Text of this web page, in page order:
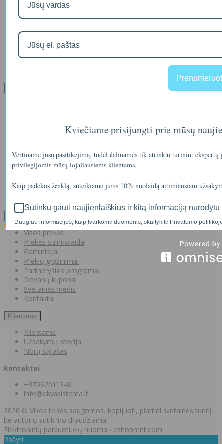
SOM GUARD
Apsipirkimo sąlygos ir taisyklės
NEMOKAMI VANDENS TYRIMAI
Privatumo politika
Atsiskaitymas IŠSIMOKĖTINAI
Facebook konkursų sąlygos
Visos prekės
Prekės su nuolaida
Gamintojai
Prekių grąžinimai
Partnerystės programa
Dovanų kuponai
Svetainės medis
Kontaktai
Klientams
Klientams
Užsakymų istorija
Norų sąrašas
Kontaktai
+37062011348
info@akvasistema.lt
2026 © Visos teisės saugomos. Kopijuoti, platinti svetainės turinį
be autorių sutikimo draudžiama.
Elektroninių parduotuvių nuoma - eshoprent.com
Rašyti
Kviečiame prisijungti prie mūsų
Vertiname jūsų pasitikėjimą, todėl dalinamės tik atrinktu turiniu:
privilegijomis mūsų lojaliausiems klientams.
Kaip padėkos ženklą, suteikiame jums 10% nuolaidą artimiausiam
Sutinku gauti naujienlaiškius ir kitą informaciją
Daugiau informacijos, kaip tvarkome duomenis, skaitykite Privatumo